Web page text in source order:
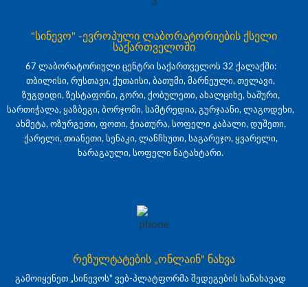
"სინევო" -ევროპული ლაბორატორიების ქსელი
საქართველოში
67 ლაბორატორიული ცენტრი საქართველოს 32 ქალაქში:
თბილისი, რუსთავი, ქუთაისი, ბათუმი, მარნეული, თელავი,
ზუგდიდი, ზესტაფონი, გორი, ქობულეთი, ახალციხე, ხაშური,
სართიჭალა, ყაზბეგი, ბორჯომი, სამტრედია, გურჯაანი, ლაგოდეხი,
ახმეტა, ოზურგეთი, ფოთი, ჭიათურა, სოფელი კაბალი, დუშეთი,
ქარელი, თიანეთი, სენაკი, ლანჩხუთი, საგარეჯო, ყვარელი,
ხარაგაული, სოფელი ნატახტარი.
რეზულტატების „ონლაინ" ნახვა
გამოიყენეთ „სინევოს“ ვებ-პლატფორმა შედეგების სანახავად